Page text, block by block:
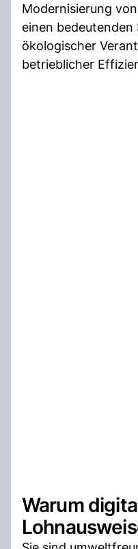
Modernisierung
einen
ökologischer
betrieblicher
Warum